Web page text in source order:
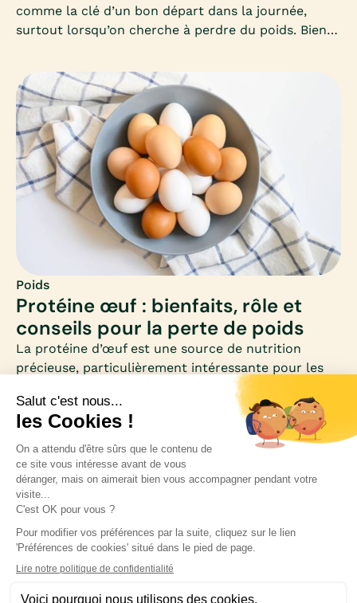
comme la clé d’un bon départ dans la journée,
surtout lorsqu’on cherche à perdre du poids. Bien
stabiliser la glycémie et de favoriser un
métabolisme actif toute la matinée. Mais encore
faut-il savoir quels aliments privilégier et comment
équilibrer ce premier repas.
Poids
Protéine œuf : bienfaits, rôle et
conseils pour la perte de poids
La protéine d’œuf est une source de nutrition
précieuse, particulièrement intéressante pour les
femmes qui souhaitent perdre du poids. Riche en
acides aminés essentiels et faible en calories, elle
se distingue comme un allié minceur et santé.
Inscrivez-vous à notre newsletter pour rester
informée des nouveautés médicales.